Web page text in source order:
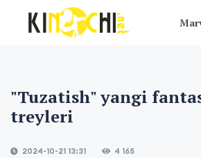
"Tuzatish" yangi
treyleri
2024-10-21 13:31 4 165